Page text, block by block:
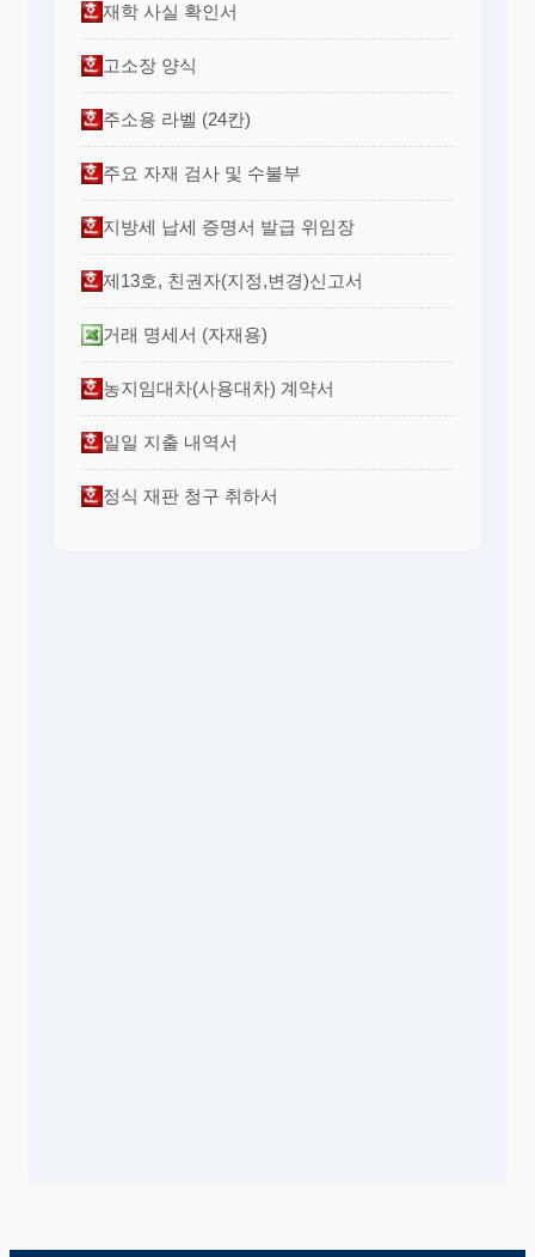
재학 사실 확인서
고소장 양식
주소용 라벨 (24칸)
주요 자재 검사 및 수불부
지방세 납세 증명서 발급 위임장
제13호, 친권자(지정,변경)신고서
거래 명세서 (자재용)
농지임대차(사용대차) 계약서
일일 지출 내역서
정식 재판 청구 취하서